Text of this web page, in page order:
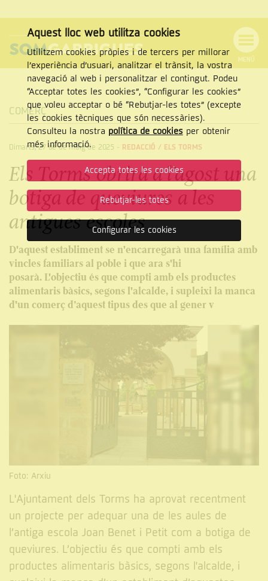
NAVEGACIÓ
MENÚ
Cercar
CERCAR
COMERÇ
Dimarts, 27 de de maig de 2025 - REDACCIÓ / ELS TORMS
Els Torms obrirà a l’agost una
botiga de queviures a les
antigues escoles
D'aquest establiment se n'encarregarà una família amb
vincles familiars al poble i que ara s'hi
posarà. L'objectiu és que compti amb els productes
alimentaris bàsics, segons l'alcalde, i supleixi la manca
d'un comerç d’aquest tipus des que al gener v
Foto: Arxiu
L'Ajuntament dels Torms ha aprovat recentment
un projecte per adequar una de les aules de
l’antiga escola Joan Benet i Petit com a botiga de
queviures. L’objectiu és que compti amb els
productes alimentaris bàsics, segons l'alcalde, i
Aquest lloc web utilitza cookies
Utilitzem cookies pròpies i de tercers per millorar
l’experiència d’usuari, analitzar el trànsit, la vostra
navegació al web i personalitzar el contingut. Podeu
“Acceptar totes les cookies”, “Configurar les cookies”
que voleu acceptar o bé “Rebutjar-les totes” (excepte
les cookies tècniques que són necessàries).
Consulteu la nostra política de cookiesper obtenir
més informació.
Accepta totes les cookies
Rebutjar-les totes
Configurar les cookies